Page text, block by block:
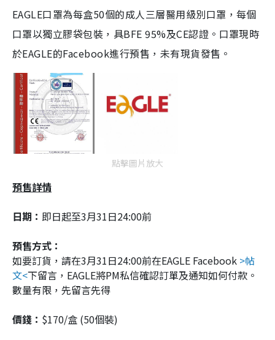
EAGLE口罩為每盒50個的成人三層醫用級別口罩，每個
口罩以獨立膠袋包裝，具BFE 95%及CE認證。口罩現時
於EAGLE的Facebook進行預售，未有現貨發售。
點擊圖片放大
預售詳情
日期： 即日起至3月31日24:00前
預售方式：
如要訂貨，請在3月31日24:00前在EAGLE Facebook >帖
文<下留言，EAGLE將PM私信確認訂單及通知如何付款。
數量有限，先留言先得
價錢： $170/盒 (50個裝)